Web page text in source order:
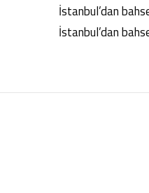
İstanbul’dan
İstanbul’dan